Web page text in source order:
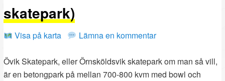
INNEHÅLL
INNEHÅLL
skatepark)
Visa på karta Lämna en kommentar
Övik Skatepark, eller Örnsköldsvik skatepark om man så vill,
är en betongpark på mellan 700-800 kvm med bowl och